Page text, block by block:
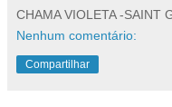
CHAMA VIOLETA -SAINT
Nenhum comentário:
Compartilhar